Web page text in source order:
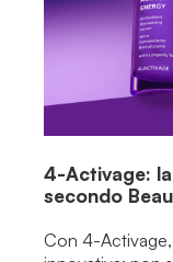
4-Activage:
secondo
Con 4-